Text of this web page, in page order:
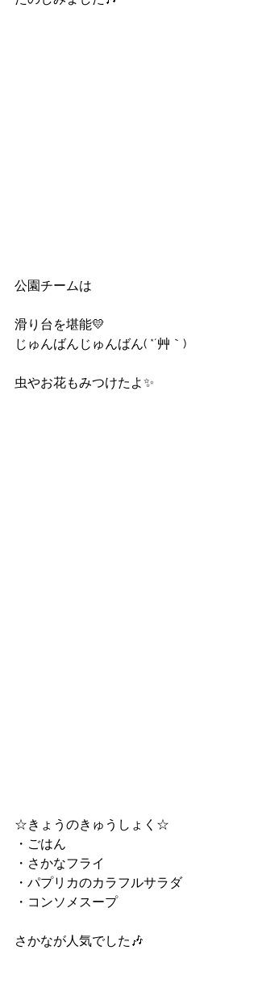
公園チームは
滑り台を堪能💛
じゅんばんじゅんばん( *´艸｀)
虫やお花もみつけたよ✨
☆きょうのきゅうしょく☆
・ごはん
・さかなフライ
・パプリカのカラフルサラダ
・コンソメスープ
さかなが人気でした🎶